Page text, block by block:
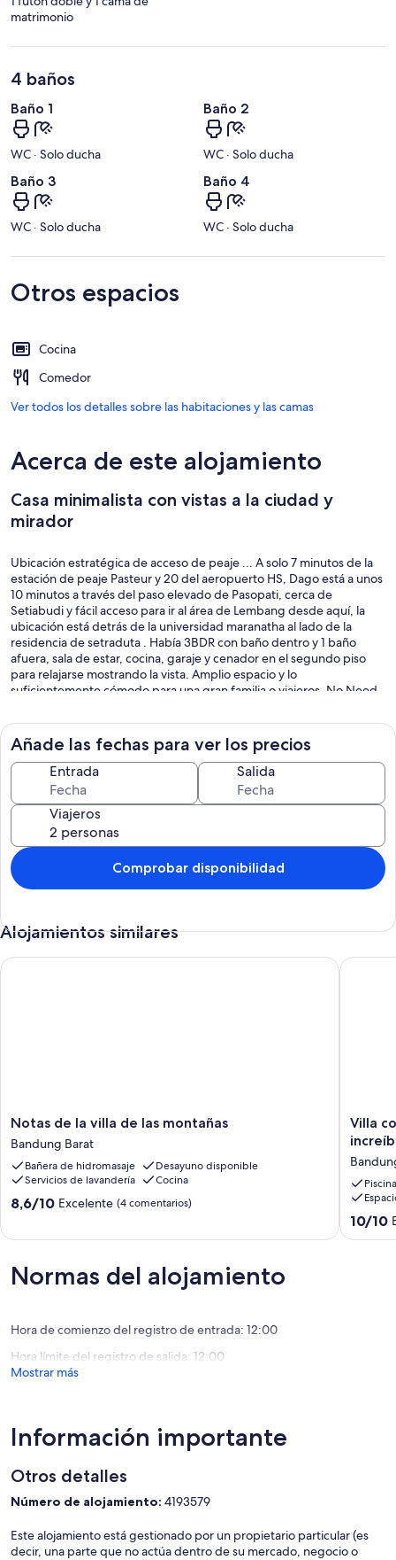
matrimonio
4 baños
Baño 1
WC · Solo ducha
Baño 2
WC · Solo ducha
Baño 3
WC · Solo ducha
Baño 4
WC · Solo ducha
Otros espacios
Cocina
Comedor
Ver todos los detalles sobre las habitaciones y las camas
Acerca de este alojamiento
Casa minimalista con vistas a la ciudad y
mirador
Ubicación estratégica de acceso de peaje ... A solo 7 minutos de la
estación de peaje Pasteur y 20 del aeropuerto HS, Dago está a unos
10 minutos a través del paso elevado de Pasopati, cerca de
Setiabudi y fácil acceso para ir al área de Lembang desde aquí, la
ubicación está detrás de la universidad maranatha al lado de la
residencia de setraduta . Había 3BDR con baño dentro y 1 baño
afuera, sala de estar, cocina, garaje y cenador en el segundo piso
para relajarse mostrando la vista. Amplio espacio y lo
suficientemente cómodo para una gran familia o viajeros, No Need
a solo varios pasos, hermosa zona para hacer footing alrededor de
esta casa. Merienda-té-café-azúcar-gas-agua galón disponible en
la cocina. El anfitrión o la asistencia vivían cerca de la propiedad, por
lo que ayudaremos a los huéspedes lo mejor que podamos.
Dormitorio 1 - & gt; Cama tamaño rey
Dormitorio 2 - & gt; Cama matrimonial
Dormitorio 3 - & gt; Cama Queen + Matras
Sala de estar - & gt; Sofá Cama + Matras
Añade las fechas para ver los precios
Entrada Salida
Viajeros
Comprobar disponibilidad
Alojamientos similares
Notas
de
la
villa
de
las
Notas de la villa de las montañas
Bandung Barat
Bañera de hidromasaje
Desayuno disponible
Servicios de lavandería
Cocina
8.6
(4 comentarios)
8,6/10 Excelente (4 comentarios)
Notas de la villa de las montañas
Villa
con
infinita
privada
con
una
increíble
Villa
Piscina
10.0
sobre
10/10
Villa
Normas del alojamiento
Hora de comienzo del registro de entrada: 12:00
Hora límite del registro de salida: 12:00
Mostrar más
Información importante
Otros detalles
Número de alojamiento: 4193579
Este alojamiento está gestionado por un propietario particular (es
decir, una parte que no actúa dentro de su mercado, negocio o